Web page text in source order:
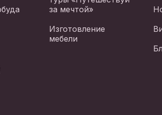
за мечтой»
Изготовление
мебели